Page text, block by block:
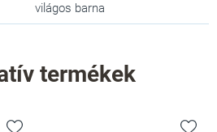
világos barna
termékek